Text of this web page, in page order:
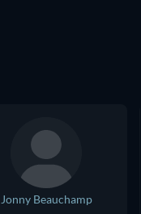
Jonny Beauchamp